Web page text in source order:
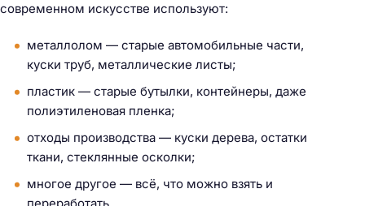
современном искусстве используют:
металлолом — старые автомобильные части,
куски труб, металлические листы;
пластик — старые бутылки, контейнеры, даже
полиэтиленовая пленка;
отходы производства — куски дерева, остатки
ткани, стеклянные осколки;
многое другое — всё, что можно взять и